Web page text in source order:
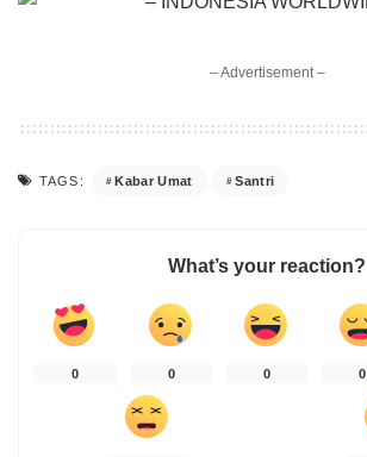
– Advertisement –
TAGS: Kabar Umat Santri
What’s your reaction?
0 0 0 0